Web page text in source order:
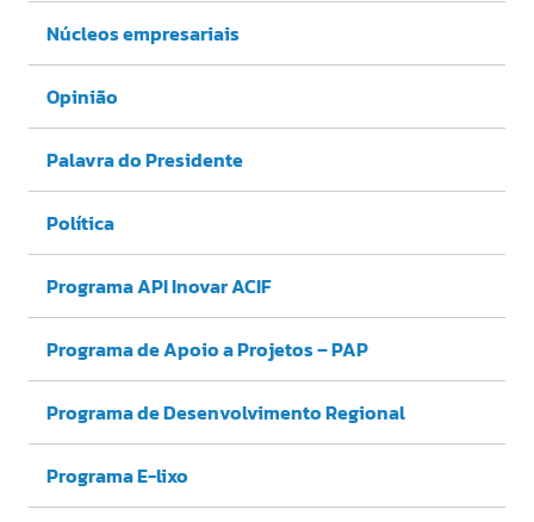
Núcleos empresariais
Opinião
Palavra do Presidente
Política
Programa API Inovar ACIF
Programa de Apoio a Projetos – PAP
Programa de Desenvolvimento Regional
Programa E-lixo